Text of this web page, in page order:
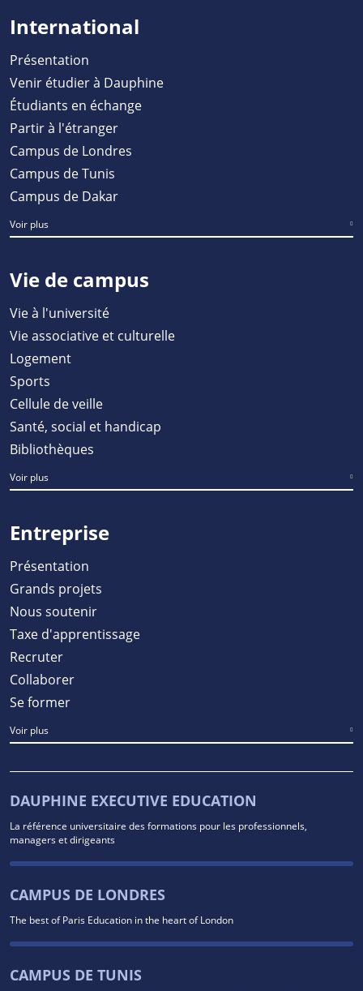
International
Présentation
Venir étudier à Dauphine
Étudiants en échange
Partir à l'étranger
Campus de Londres
Campus de Tunis
Campus de Dakar
Voir plus
Vie de campus
Vie à l'université
Vie associative et culturelle
Logement
Sports
Cellule de veille
Santé, social et handicap
Bibliothèques
Voir plus
Entreprise
Présentation
Grands projets
Nous soutenir
Taxe d'apprentissage
Recruter
Collaborer
Se former
Voir plus
DAUPHINE EXECUTIVE EDUCATION
La référence universitaire des formations pour les professionnels,
managers et dirigeants
CAMPUS DE LONDRES
The best of Paris Education in the heart of London
CAMPUS DE TUNIS